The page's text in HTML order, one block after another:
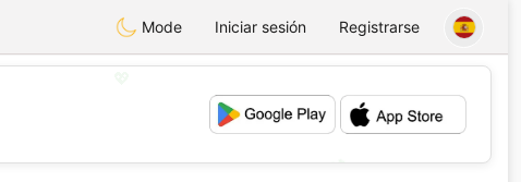
Mode Iniciar sesión Registrarse